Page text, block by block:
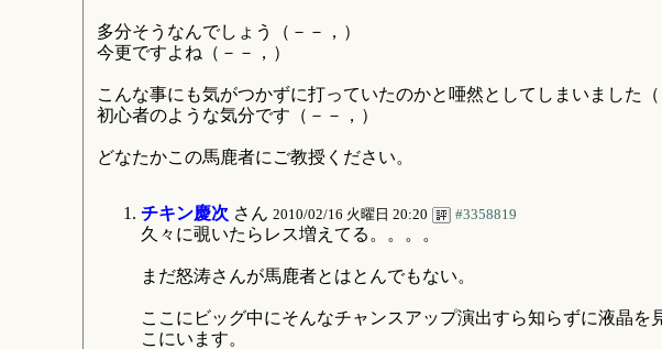
多分そうなんでしょう（－－，）
今更ですよね（－－，）
こんな事にも気がつかずに打っていたのかと唖然としてしまいました（
初心者のような気分です（－－，）
どなたかこの馬鹿者にご教授ください。
チキン慶次 さん 2010/02/16 火曜日 20:20 #3358819
久々に覗いたらレス増えてる。。。。
まだ怒涛さんが馬鹿者とはとんでもない。
ここにビッグ中にそんなチャンスアップ演出すら知らずに液晶
こにいます。